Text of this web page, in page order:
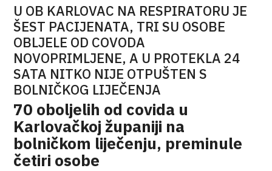
U OB KARLOVAC NA RESPIRATORU JE
ŠEST PACIJENATA, TRI SU OSOBE
OBLJELE OD COVODA
NOVOPRIMLJENE, A U PROTEKLA 24
SATA NITKO NIJE OTPUŠTEN S
BOLNIČKOG LIJEČENJA
70 oboljelih od covida u
Karlovačkoj županiji na
bolničkom liječenju, preminule
četiri osobe